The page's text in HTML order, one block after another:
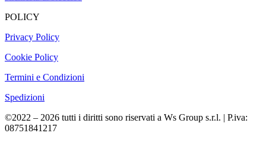
POLICY
Privacy Policy
Cookie Policy
Termini e Condizioni
Spedizioni
©2022 – 2026 tutti i diritti sono riservati a Ws Group s.r.l. | P.iva:
08751841217